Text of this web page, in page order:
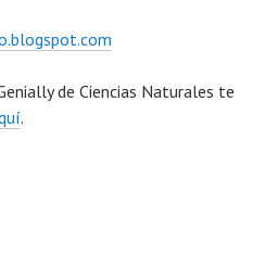
de Ciencias Naturales te
.